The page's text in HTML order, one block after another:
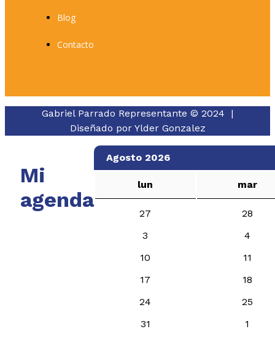
Blog
Contacto
Gabriel Parrado Representante © 2024 |
Diseñado por Ylder Gonzalez
Mi
agenda
Agosto 2026
lun mar
27
28
3
4
10
11
17
18
24
25
31
1